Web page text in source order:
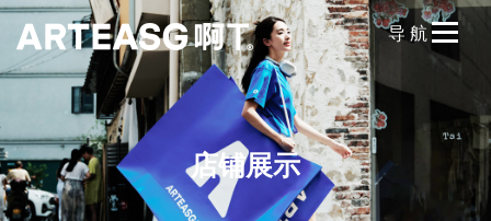
导 航
网站首页
品牌故事
品牌历程
店铺展示